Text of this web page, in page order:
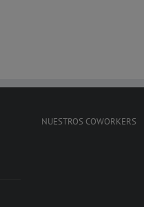
NUESTROS COWORKERS